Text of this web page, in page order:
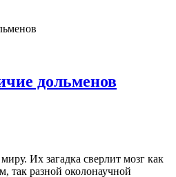
дольменов
Их загадка сверлит мозг как
так разной околонаучной